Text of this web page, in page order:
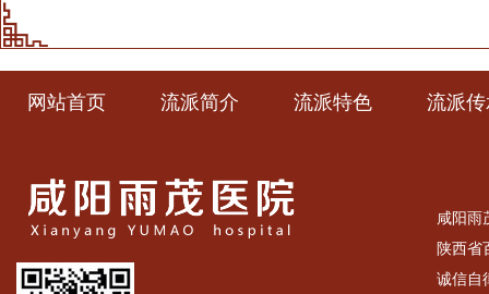
网站首页 流派简介 流派特色 流派
咸阳雨
陕西省
诚信自